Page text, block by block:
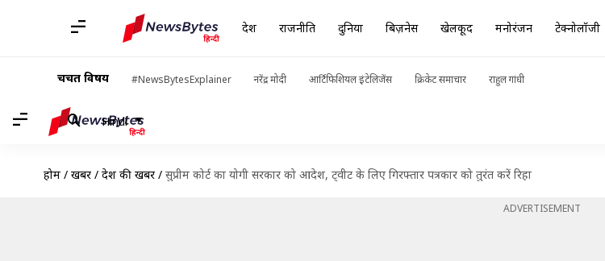
देश राजनीति दुनिया बिज़नेस खेलकूद मनोरंजन टेक्नोलॉजी
चर्चित विषय #NewsBytesExplainer नरेंद्र मोदी आर्टिफिशियल इंटेलिजेंस क्रिकेट समाचार राहुल गांधी
Hindi
होम / खबरें / देश की खबरें / सुप्रीम कोर्ट का योगी सरकार को आदेश, ट्वीट के लिए गिरफ्तार पत्रकार को तुरंत करें रिहा
ADVERTISEMENT